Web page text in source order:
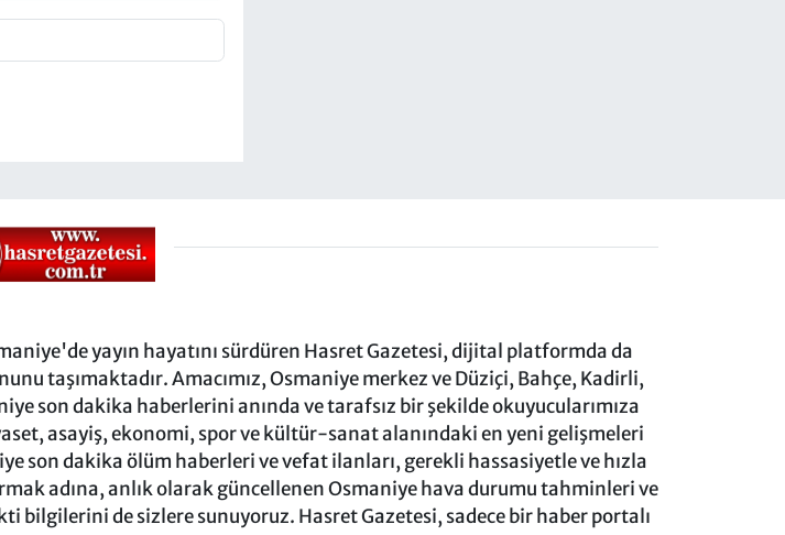
yayın hayatını sürdüren Hasret Gazetesi, dijital platformda da
taşımaktadır. Amacımız, Osmaniye merkez ve Düziçi, Bahçe, Kadirli,
son dakika haberlerini anında ve tarafsız bir şekilde okuyucularımıza
asayiş, ekonomi, spor ve kültür-sanat alanındaki en yeni gelişmeleri
son dakika ölüm haberleri ve vefat ilanları, gerekli hassasiyetle ve hızla
adına, anlık olarak güncellenen Osmaniye hava durumu tahminleri ve
de sizlere sunuyoruz. Hasret Gazetesi, sadece bir haber portalı